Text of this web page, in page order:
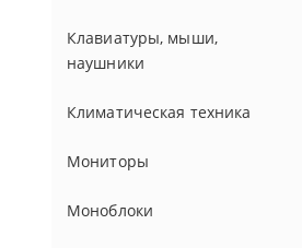
Клавиатуры, мыши,
наушники
Климатическая техника
Мониторы
Моноблоки